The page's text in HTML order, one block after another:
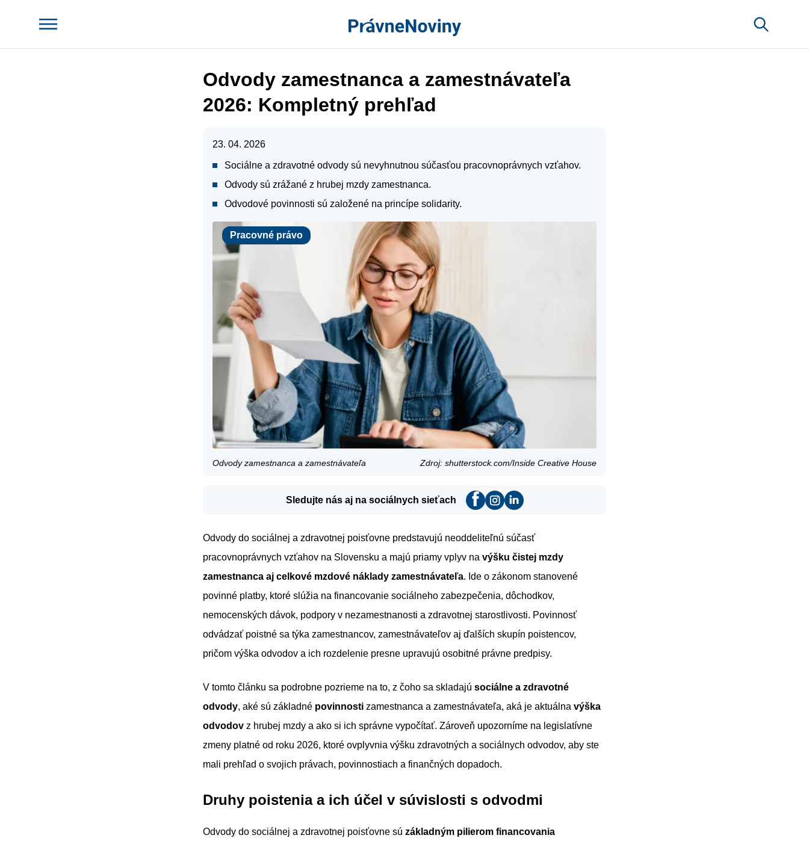
Odvody zamestnanca a zamestnávateľa
2026: Kompletný prehľad
23. 04. 2026
Sociálne a zdravotné odvody sú nevyhnutnou súčasťou pracovnoprávnych vzťahov.
Odvody sú zrážané z hrubej mzdy zamestnanca.
Odvodové povinnosti sú založené na princípe solidarity.
Právo
Pracovné právo
Odvody zamestnanca a zamestnávateľa Zdroj: shutterstock.com/Inside Creative House
Sledujte nás aj na sociálnych sieťach
Odvody do sociálnej a zdravotnej poisťovne predstavujú neoddeliteľnú súčasť
pracovnoprávnych vzťahov na Slovensku a majú priamy vplyv na výšku čistej mzdy
zamestnanca aj celkové mzdové náklady zamestnávateľa. Ide o zákonom stanovené
povinné platby, ktoré slúžia na financovanie sociálneho zabezpečenia, dôchodkov,
nemocenských dávok, podpory v nezamestnanosti a zdravotnej starostlivosti. Povinnosť
odvádzať poistné sa týka zamestnancov, zamestnávateľov aj ďalších skupín poistencov,
pričom výška odvodov a ich rozdelenie presne upravujú osobitné právne predpisy.
V tomto článku sa podrobne pozrieme na to, z čoho sa skladajú sociálne a zdravotné
odvody, aké sú základné povinnosti zamestnanca a zamestnávateľa, aká je aktuálna výška
odvodov z hrubej mzdy a ako si ich správne vypočítať. Zároveň upozorníme na legislatívne
zmeny platné od roku 2026, ktoré ovplyvnia výšku zdravotných a sociálnych odvodov, aby ste
mali prehľad o svojich právach, povinnostiach a finančných dopadoch.
Druhy poistenia a ich účel v súvislosti s odvodmi
Odvody do sociálnej a zdravotnej poisťovne sú základným pilierom financovania